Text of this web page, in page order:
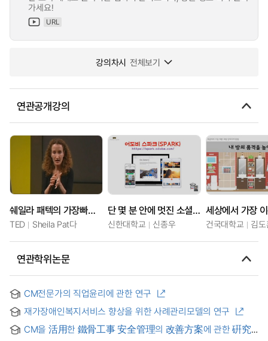
가세요!
URL
강의차시 전체보기
연관공개강의
쉐일라 패텍의 가장빠른 동물
TED Sheila Pat다
단 몇 분 안에 멋진 소셜 그래픽, 웹 페이지 및 비디오 스토리 제작할 수 있는 어도비 스파크(SPARK)
신한대학교 신종우 건국대학교 김
연관학위논문
CM전문가의 직업윤리에 관한 연구
재가장애인복지서비스 향상을 위한 사례관리모델의 연구
CM을 活用한 鐵骨工事 安全管理의 改善方案에 관한 硏究